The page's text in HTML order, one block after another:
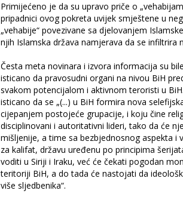
Primijećeno je da su upravo priče o
pripadnici ovog pokreta uvijek smještene u
„vehabije“ povezivane sa djelovanjem
njih Islamska država namjerava da se in­filtrira
Česta meta novinara i izvora infor­macija su
isticano da pravosudni orga­ni na nivou BiH
svakom potencijalom i aktivnom teroristi u
isticano da se „(...) u BiH formira nova
cijepanjem postojeće grupacije, i koju čine
disciplino­vani i autoritativni lideri, tako da će
mišljenije, a time sa bezbjednosnog aspekta i
za kalifat, državu uređenu po principima
voditi u Siriji i Iraku, već će čekati pogodan
teritoriji BiH, a do tada će nastojati da
više sljedbenika“.